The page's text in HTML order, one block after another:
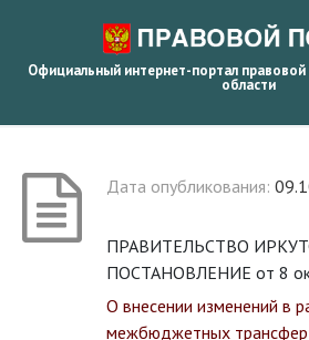
Официальный интернет-портал
области
Дата опубликования:
ПРАВИТЕЛЬСТВО
ПОСТАНОВЛЕНИЕ от 8
О внесении изменений в
межбюджетных